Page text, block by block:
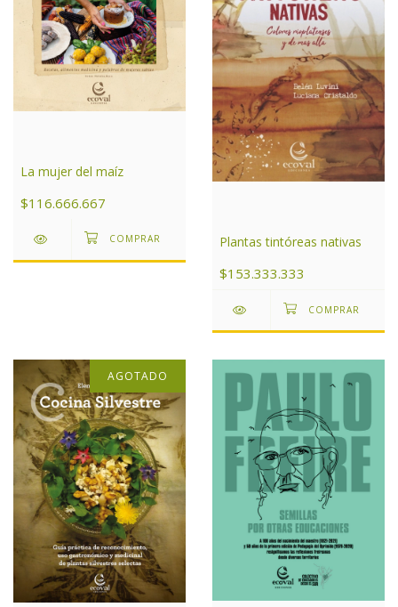
La mujer del maíz
$116.666.667
Plantas tintóreas nativas
$153.333.333
AGOTADO